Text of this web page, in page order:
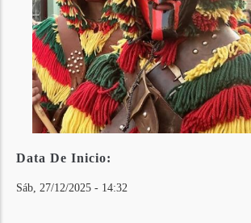
Data De Inicio:
Sáb, 27/12/2025 - 14:32